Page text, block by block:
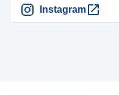
Instagram